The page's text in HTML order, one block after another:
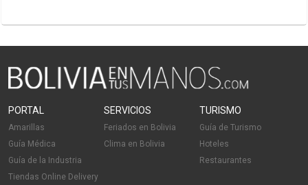
PORTAL
Amarillas
Guía Médica
Guía de la Industria
Tiendas Online Delivery
SERVICIOS
Feriados en Bolivia
Clima en Bolivia
TURISMO
Guía de Turismo
Hoteles
Restaurantes